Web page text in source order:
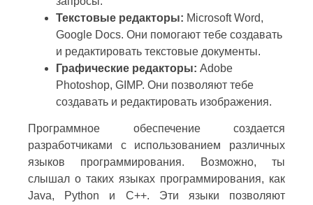
Текстовые редакторы: Microsoft Word,
Google Docs. Они помогают тебе создавать
и редактировать текстовые документы.
Графические редакторы: Adobe
Photoshop, GIMP. Они позволяют тебе
создавать и редактировать изображения.
Программное обеспечение создается
разработчиками с использованием различных
языков программирования. Возможно, ты
слышал о таких языках программирования, как
Java, Python и C++. Эти языки позволяют